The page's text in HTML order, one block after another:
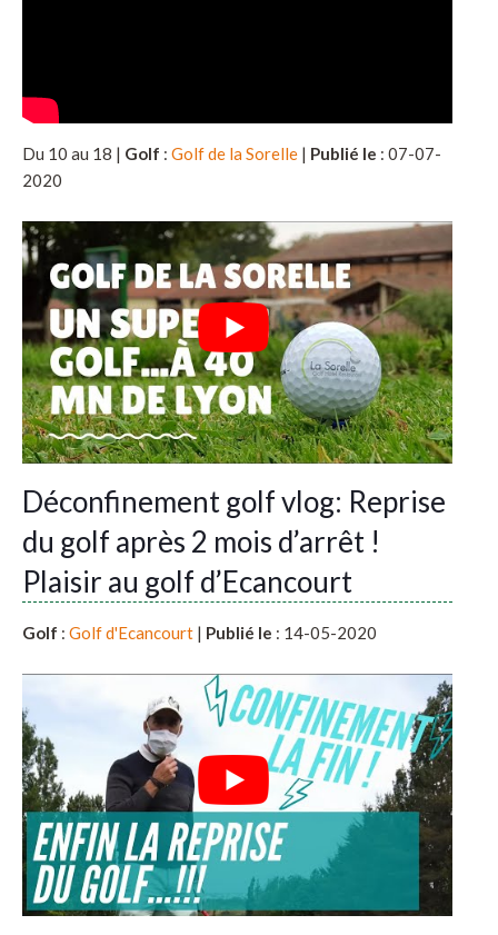
Du 10 au 18 | Golf : Golf de la Sorelle | Publié le : 07-07-
2020
Déconfinement golf vlog: Reprise
du golf après 2 mois d’arrêt !
Plaisir au golf d’Ecancourt
Golf : Golf d'Ecancourt | Publié le : 14-05-2020